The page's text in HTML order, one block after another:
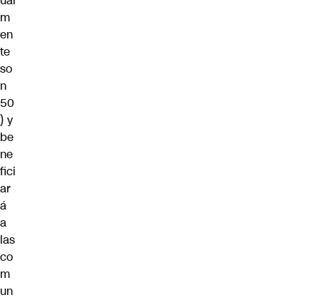
m
en
te
so
n
50
) y
be
ne
fici
ar
á
a
las
co
m
un